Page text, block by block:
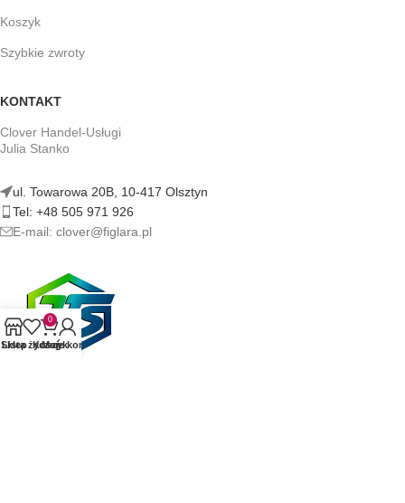
Koszyk
Szybkie zwroty
KONTAKT
Clover Handel-Usługi
Julia Stanko
ul. Towarowa 20B, 10-417 Olsztyn
Tel: +48 505 971 926
E-mail: clover@figlara.pl
Sklep
Lista życzeń
0
Koszyk
Moje konto